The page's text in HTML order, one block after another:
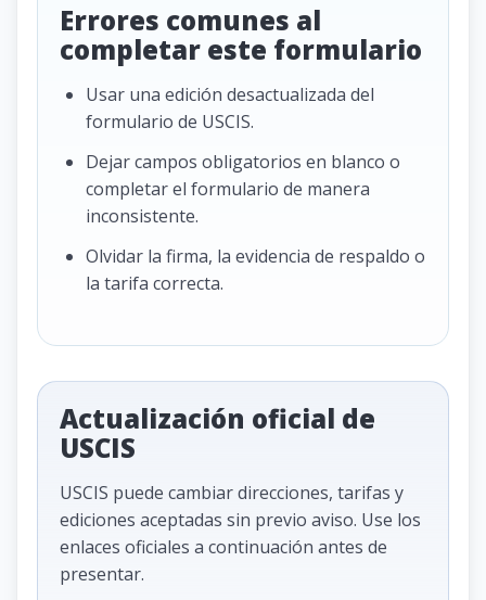
Errores comunes al
completar este formulario
Usar una edición desactualizada del
formulario de USCIS.
Dejar campos obligatorios en blanco o
completar el formulario de manera
inconsistente.
Olvidar la firma, la evidencia de respaldo o
la tarifa correcta.
Actualización oficial de
USCIS
USCIS puede cambiar direcciones, tarifas y
ediciones aceptadas sin previo aviso. Use los
enlaces oficiales a continuación antes de
presentar.